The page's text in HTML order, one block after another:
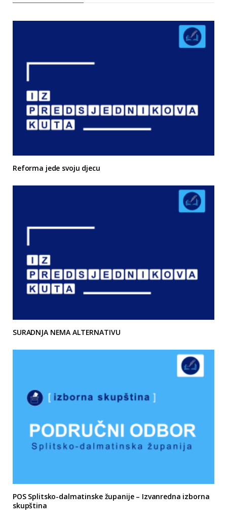
Reforma jede svoju djecu
SURADNJA NEMA ALTERNATIVU
POS Splitsko-dalmatinske županije – Izvanredna izborna
skupština